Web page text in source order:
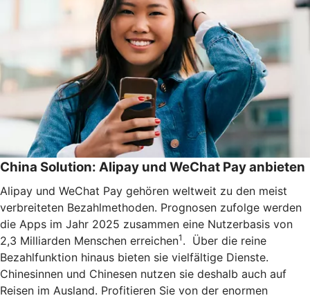
China Solution: Alipay und WeChat Pay anbieten
Alipay und WeChat Pay gehören weltweit zu den meist
verbreiteten Bezahlmethoden. Prognosen zufolge werden
die Apps im Jahr 2025 zusammen eine Nutzerbasis von
2,3 Milliarden Menschen erreichen1 . Über die reine
Bezahlfunktion hinaus bieten sie vielfältige Dienste.
Chinesinnen und Chinesen nutzen sie deshalb auch auf
Reisen im Ausland. Profitieren Sie von der enormen